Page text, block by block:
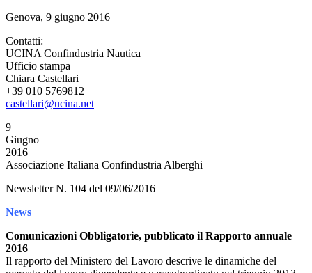
Genova, 9 giugno 2016
Contatti:
UCINA Confindustria Nautica
Ufficio stampa
Chiara Castellari
+39 010 5769812
castellari@ucina.net
9
Giugno
2016
Associazione Italiana Confindustria Alberghi
Newsletter N. 104 del 09/06/2016
News
Comunicazioni Obbligatorie, pubblicato il Rapporto annuale
2016
Il rapporto del Ministero del Lavoro descrive le dinamiche del